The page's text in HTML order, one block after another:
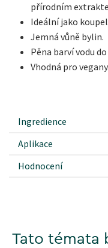
přírodním
Ideální jako
Jemná vůně bylin.
Pěna barví vodu
Vhodná pro vegany.
Ingredience
Aplikace
Hodnocení
Tato témata